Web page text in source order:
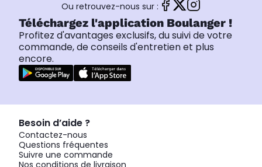
Ou retrouvez-nous sur :
Téléchargez l'application Boulanger !
Profitez d'avantages exclusifs, du suivi de votre
commande, de conseils d'entretien et plus
encore.
Besoin d’aide ?
Contactez-nous
Questions fréquentes
Suivre une commande